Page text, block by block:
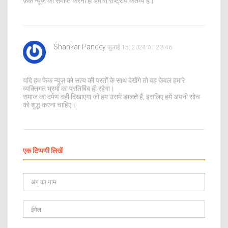
Shankar Pandey जुलाई 15, 2024 AT 23:46
यदि हम फेक न्यूज़ को सत्य की परतों के साथ देखेंगे तो वह केवल हमारे
व्यक्तिगत भ्रमों का प्रतिबिंब ही रहेगा।
समाज का दर्पण वही दिखाएगा जो हम उसमें डालते हैं, इसलिए हमें अपनी सोच
को शुद्ध करना चाहिए।
एक टिप्पणी लिखें